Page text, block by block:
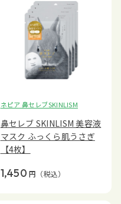
ネピア 鼻セレブSKINLISM
鼻セレブ SKINLISM 美容液
マスク ふっくら肌うさぎ
【4枚】
1,450 円 （税込）